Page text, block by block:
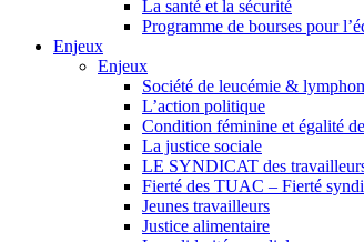
La santé et la sécurité
Programme de bourses pour
Enjeux
Enjeux
Société de leucémie &
L’action politique
Condition féminine et égalité
La justice sociale
LE SYNDICAT des
Fierté des TUAC – Fierté
Jeunes travailleurs
Justice alimentaire